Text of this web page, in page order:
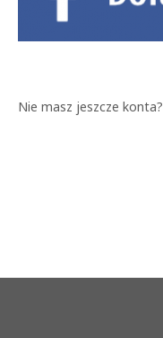
Nie masz jeszcze konta?